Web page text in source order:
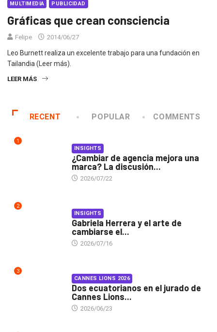
MULTIMEDIA PUBLICIDAD
Gráficas que crean consciencia
Felipe 2014/06/27
Leo Burnett realiza un excelente trabajo para una fundación en
Tailandia (Leer más).
LEER MÁS
RECENT POPULAR COMMENTS
1
INSIGHTS
¿Cambiar de agencia mejora una
marca? La discusión...
2026/07/22
2
INSIGHTS
Gabriela Herrera y el arte de
cambiarse el...
2026/07/16
3
CANNES LIONS 2026
Dos ecuatorianos en el jurado de
Cannes Lions...
2026/06/23